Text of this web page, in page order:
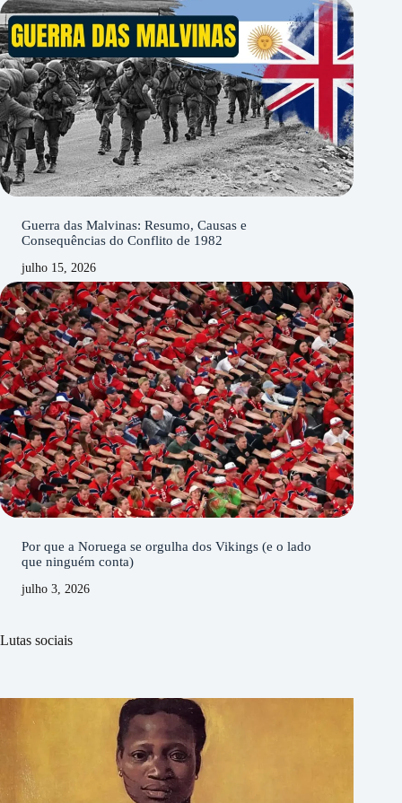
Guerra das Malvinas: Resumo, Causas e
Consequências do Conflito de 1982
julho 15, 2026
Por que a Noruega se orgulha dos Vikings (e o lado
que ninguém conta)
julho 3, 2026
Lutas sociais